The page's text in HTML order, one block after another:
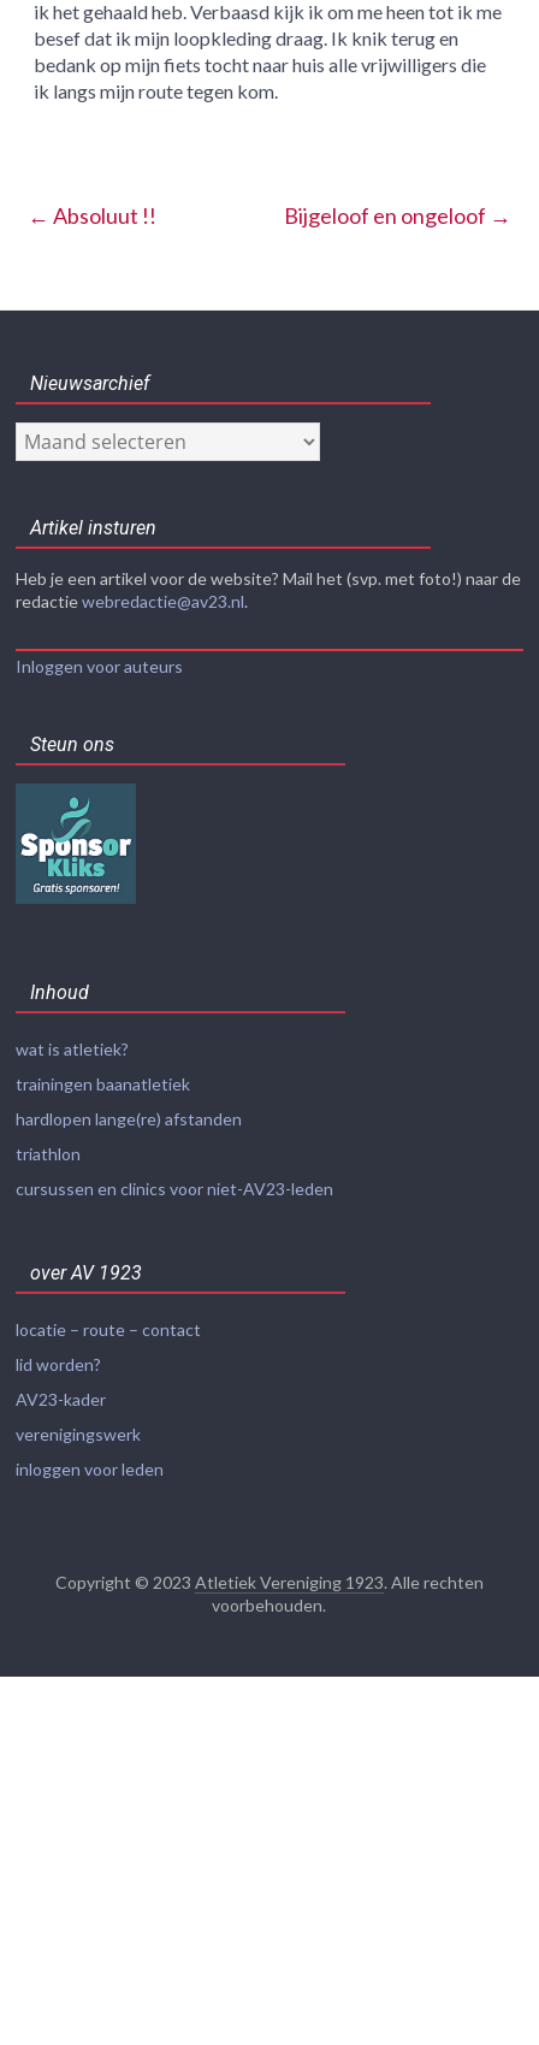
ik het gehaald heb. Verbaasd kijk ik om me heen tot ik me
besef dat ik mijn loopkleding draag. Ik knik terug en
bedank op mijn fiets tocht naar huis alle vrijwilligers die
ik langs mijn route tegen kom.
← Absoluut !! Bijgeloof en ongeloof →
Nieuwsarchief
Nieuwsarchief
Artikel insturen
Heb je een artikel voor de website? Mail het (svp. met foto!) naar de
redactiewebredactie@av23.nl.
Inloggen voor auteurs
Steun ons
Inhoud
wat is atletiek?
trainingen baanatletiek
hardlopen lange(re) afstanden
triathlon
cursussen en clinics voor niet-AV23-leden
over AV 1923
locatie – route – contact
lid worden?
AV23-kader
verenigingswerk
inloggen voor leden
Copyright © 2023 Atletiek Vereniging 1923. Alle rechten
voorbehouden.